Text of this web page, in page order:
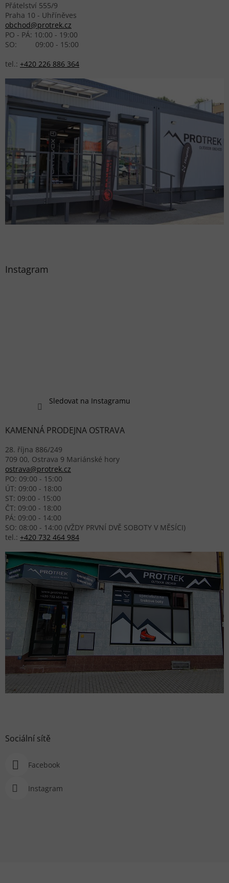
Přátelství 555/9
Praha 10 - Uhříněves
obchod@protrek.cz
PO - PÁ: 10:00 - 19:00
SO: 09:00 - 15:00
tel.: +420 226 886 364
Instagram
Sledovat na Instagramu
KAMENNÁ PRODEJNA OSTRAVA
28. října 886/249
709 00, Ostrava 9 Mariánské hory
ostrava@protrek.cz
PO: 09:00 - 15:00
ÚT: 09:00 - 18:00
ST: 09:00 - 15:00
ČT: 09:00 - 18:00
PÁ: 09:00 - 14:00
SO: 08:00 - 14:00 (VŽDY PRVNÍ DVĚ SOBOTY V MĚSÍCI)
tel.: +420 732 464 984
Sociální sítě
Facebook
Instagram